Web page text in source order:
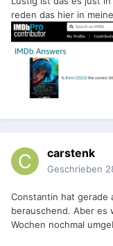
reden das hier in
carstenk
Geschrieben
Constantin hat gerade
berauschend. Aber es
Wochen nochmal